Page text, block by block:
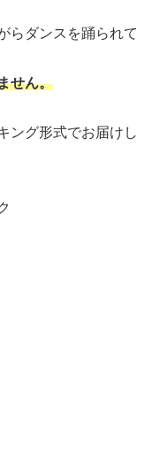
らダンスを踊られて
せん。
ング形式でお届けし